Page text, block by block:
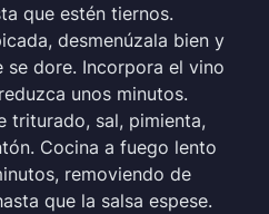
que estén tiernos.
desmenúzala bien y
se dore. Incorpora el vino
unos minutos.
triturado, sal, pimienta,
Cocina a fuego lento
removiendo de
que la salsa espese.